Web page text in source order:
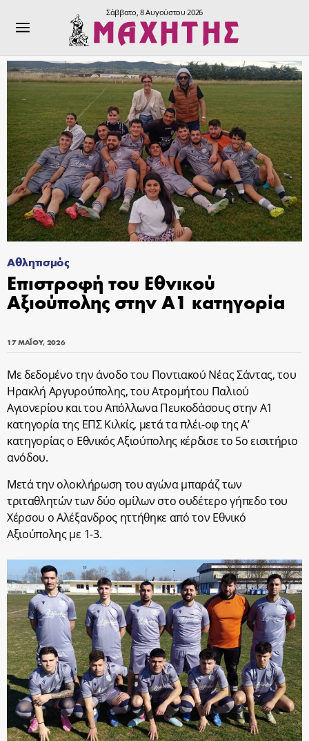
Σάββατο, 8 Αυγούστου 2026
Αθλητισμός
Επιστροφή του Εθνικού
Αξιούπολης στην Α1 κατηγορία
17 ΜΑΪ́ΟΥ, 2026
Με δεδομένο την άνοδο του Ποντιακού Νέας Σάντας, του
Ηρακλή Αργυρούπολης, του Ατρομήτου Παλιού
Αγιονερίου και του Απόλλωνα Πευκοδάσους στην Α1
κατηγορία της ΕΠΣ Κιλκίς, μετά τα πλέι-οφ της Α’
κατηγορίας ο Εθνικός Αξιούπολης κέρδισε το 5οεισιτήριο
ανόδου.
Μετά την ολοκλήρωση του αγώνα μπαράζ των
τριταθλητών των δύο ομίλων στο ουδέτερο γήπεδο του
Χέρσου ο Αλέξανδρος ηττήθηκε από τον Εθνικό
Αξιούπολης με 1-3.